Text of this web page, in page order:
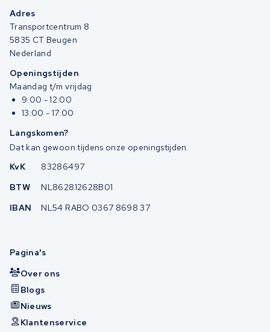
Adres
Transportcentrum 8
5835 CT Beugen
Nederland
Openingstijden
Maandag t/m vrijdag
9:00 - 12:00
13:00 - 17:00
Langskomen?
Dat kan gewoon tijdens onze openingstijden.
KvK
83286497
BTW
NL862812628B01
IBAN
NL54 RABO 0367 8698 37
Pagina's
Over ons
Blogs
Nieuws
Klantenservice